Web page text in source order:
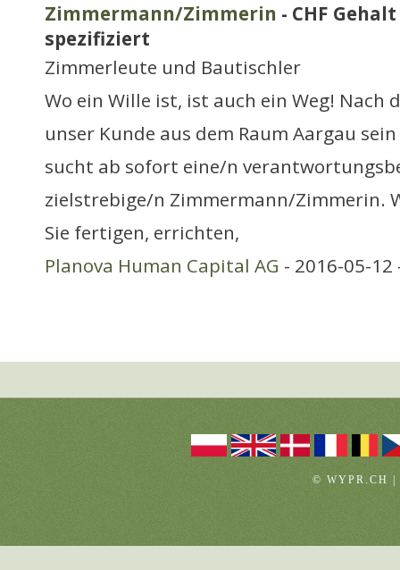
Zimmermann/Zimmerin - CHF
spezifiziert
Zimmerleute und Bautischler
Wo ein Wille ist, ist auch ein Weg! Nach
unser Kunde aus dem Raum Aargau
sucht ab sofort eine/n
zielstrebige/n Zimmermann/Zimmerin.
Sie fertigen, errichten,
Planova Human Capital AG - 2016-05-
© WYPR.CH